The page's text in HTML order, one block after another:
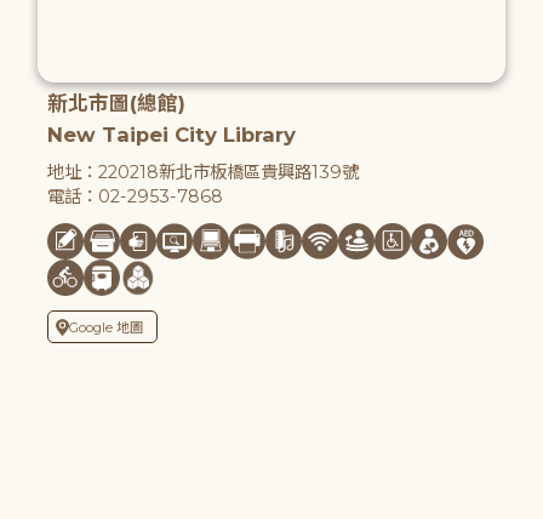
新北市圖(總館)
New Taipei City Library
地址：220218新北市板橋區貴興路139號
電話：02-2953-7868
Google 地圖